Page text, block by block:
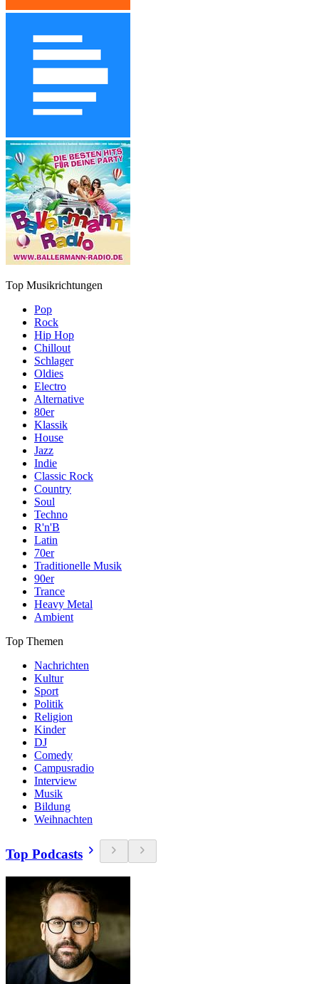
Top Musikrichtungen
Pop
Rock
Hip Hop
Chillout
Schlager
Oldies
Electro
Alternative
80er
Klassik
House
Jazz
Indie
Classic Rock
Country
Soul
Techno
R'n'B
Latin
70er
Traditionelle Musik
90er
Trance
Heavy Metal
Ambient
Top Themen
Nachrichten
Kultur
Sport
Politik
Religion
Kinder
DJ
Comedy
Campusradio
Interview
Musik
Bildung
Weihnachten
Top Podcasts